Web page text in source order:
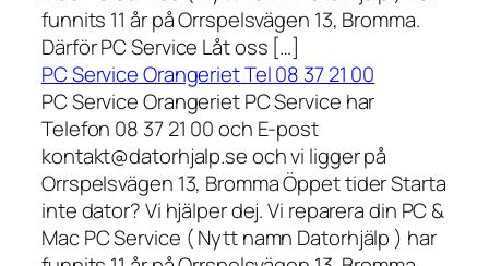
funnits 11 år på Orrspelsvägen 13, Bromma.
Därför PC Service Låt oss […]
PC Service Orangeriet Tel 08 37 21 00
PC Service Orangeriet PC Service har
Telefon 08 37 21 00 och E-post
kontakt@datorhjalp.se och vi ligger på
Orrspelsvägen 13, Bromma Öppet tider Starta
inte dator? Vi hjälper dej. Vi reparera din PC &
Mac PC Service ( Nytt namn Datorhjälp ) har